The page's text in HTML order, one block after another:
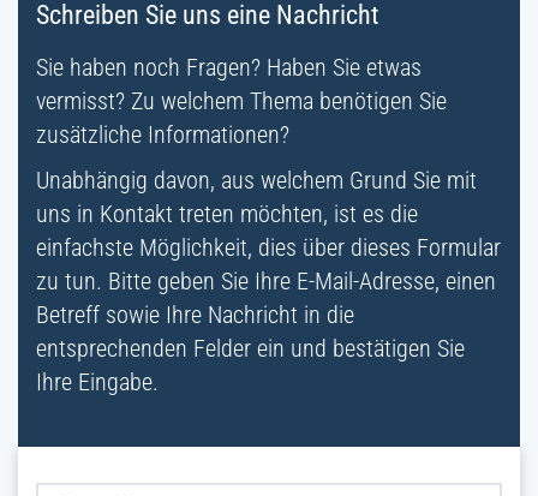
Schreiben Sie uns eine Nachricht
Sie haben noch Fragen? Haben Sie etwas
vermisst? Zu welchem Thema benötigen Sie
zusätzliche Informationen?
Unabhängig davon, aus welchem Grund Sie mit
uns in Kontakt treten möchten, ist es die
einfachste Möglichkeit, dies über dieses Formular
zu tun. Bitte geben Sie Ihre E-Mail-Adresse, einen
Betreff sowie Ihre Nachricht in die
entsprechenden Felder ein und bestätigen Sie
Ihre Eingabe.